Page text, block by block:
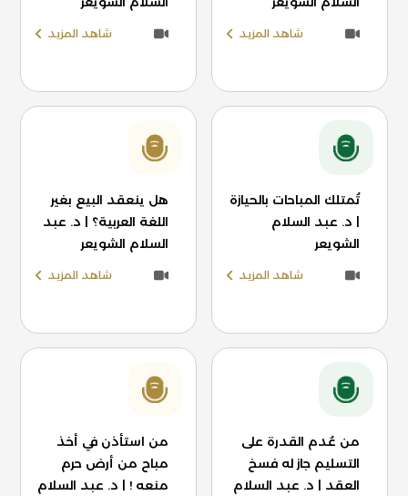
شاهد المزيد شاهد المزيد
تُمتلك المباحات بالحيازة
| د. عبد السلام
الشويعر
شاهد المزيد
هل ينعقد البيع بغير
اللغة العربية؟ | د. عبد
السلام الشويعر
شاهد المزيد
من عُدم القدرة على
التسليم جاز له فسخ
العقد | د. عبد السلام
من استأذن في أخذ
مباح من أرض حرم
منعه ! | د. عبد السلام